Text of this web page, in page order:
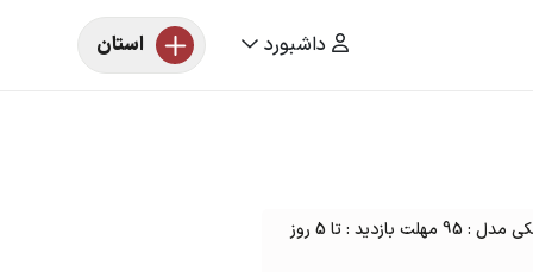
داشبورد استان
مزایده خودرو یک دستگاه رنو پارس تندر رنگ : مشکی مدل : 95 مهلت بازدید : تا 5 روز